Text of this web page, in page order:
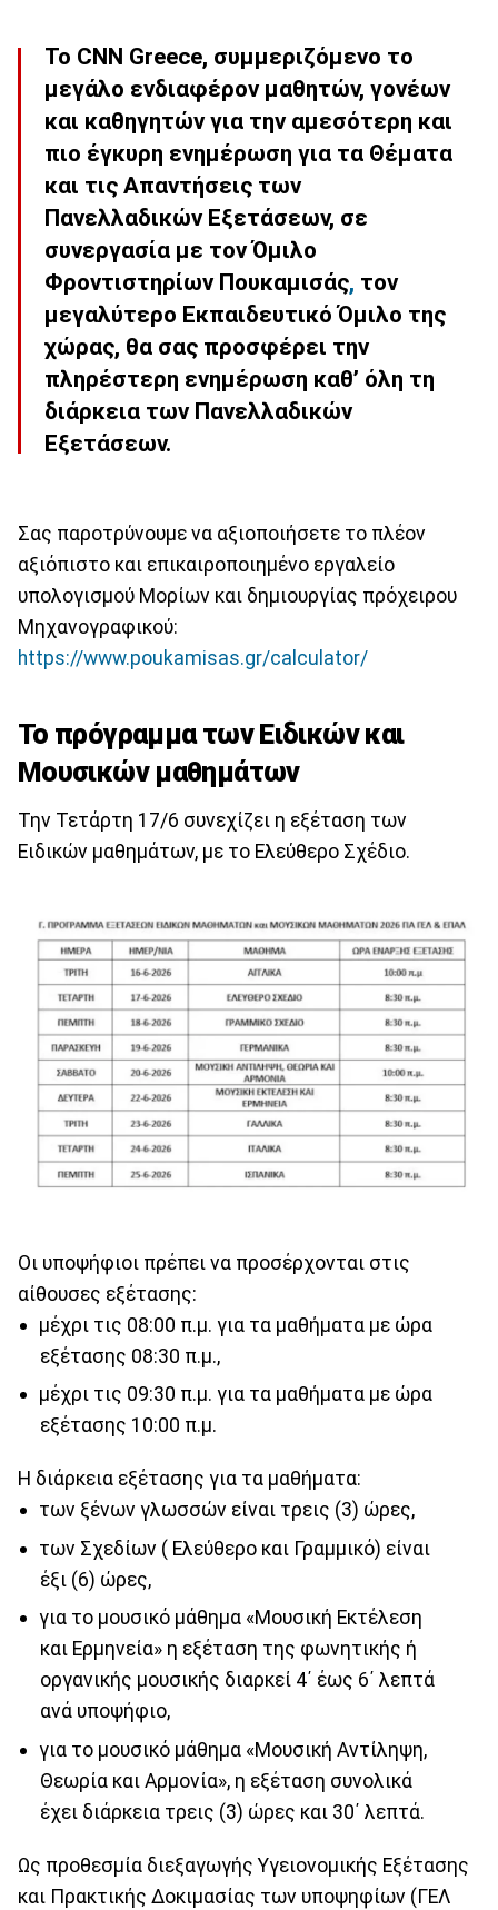
Το CNN Greece, συμμεριζόμενο το
μεγάλο ενδιαφέρον μαθητών, γονέων
και καθηγητών για την αμεσότερη και
πιο έγκυρη ενημέρωση για τα Θέματα
και τις Απαντήσεις των
Πανελλαδικών Εξετάσεων, σε
συνεργασία με τον Όμιλο
Φροντιστηρίων Πουκαμισάς, τον
μεγαλύτερο Εκπαιδευτικό Όμιλο της
χώρας, θα σας προσφέρει την
πληρέστερη ενημέρωση καθ’ όλη τη
διάρκεια των Πανελλαδικών
Εξετάσεων.
Σας παροτρύνουμε να αξιοποιήσετε το πλέον
αξιόπιστο και επικαιροποιημένο εργαλείο
υπολογισμού Μορίων και δημιουργίας πρόχειρου
Μηχανογραφικού:
https://www.poukamisas.gr/calculator/
Το πρόγραμμα των Ειδικών και
Μουσικών μαθημάτων
Την Τετάρτη 17/6 συνεχίζει η εξέταση των
Ειδικών μαθημάτων, με το Ελεύθερο Σχέδιο.
Οι υποψήφιοι πρέπει να προσέρχονται στις
αίθουσες εξέτασης:
μέχρι τις 08:00 π.μ. για τα μαθήματα με ώρα
εξέτασης 08:30 π.μ.,
μέχρι τις 09:30 π.μ. για τα μαθήματα με ώρα
εξέτασης 10:00 π.μ.
Η διάρκεια εξέτασης για τα μαθήματα:
των ξένων γλωσσών είναι τρεις (3) ώρες,
των Σχεδίων ( Ελεύθερο και Γραμμικό) είναι
έξι (6) ώρες,
για το μουσικό μάθημα «Μουσική Εκτέλεση
και Ερμηνεία» η εξέταση της φωνητικής ή
οργανικής μουσικής διαρκεί 4΄ έως 6΄ λεπτά
ανά υποψήφιο,
για το μουσικό μάθημα «Μουσική Αντίληψη,
Θεωρία και Αρμονία», η εξέταση συνολικά
έχει διάρκεια τρεις (3) ώρες και 30΄ λεπτά.
Ως προθεσμία διεξαγωγής Υγειονομικής Εξέτασης
και Πρακτικής Δοκιμασίας των υποψηφίων (ΓΕΛ